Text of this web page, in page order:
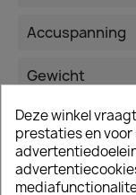
Accuspanning
Gewicht
Accu Capaciteit
Accu Vermogen
Deze winkel
prestaties en